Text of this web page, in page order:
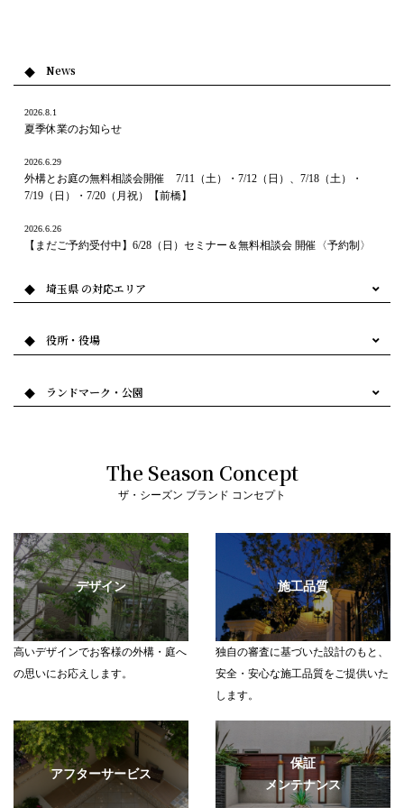
News
2026.8.1
夏季休業のお知らせ
2026.6.29
外構とお庭の無料相談会開催 7/11（土）・7/12（日）、7/18（土）・
7/19（日）・7/20（月祝）【前橋】
2026.6.26
【まだご予約受付中】6/28（日）セミナー＆無料相談会 開催〈予約制〉
【首都圏】セミナー＆無料相談会を開催します 6/28（日）
【6/20（土）・6/21（日）開催】外構・お庭の無料相談会（首都圏）
【ヨコハマくらし館店】GW特別企画｜外構・お庭の無料相談会 開催
（イングリッシュガーデンペアチケットプレゼント）
2026.4.4
4月開催｜外構・お庭の無料相談会のご案内 （首都圏）
2026.4.2
ザ・シーズン駒沢店 グランドオープンのお知らせ
2026.3.2
3月開催｜春の外構とお庭の無料相談会のご案内 （首都圏）
2026.1.5
新春のご挨拶 ＆ 外構・お庭の無料相談会開催のお知らせ（首都圏）
2025.12.22
埼玉県 の対応エリア
役所・役場
ランドマーク・公園
The Season Concept
ザ・シーズン ブランド コンセプト
デザイン
高いデザインでお客様の外構・庭へ
の思いにお応えします。
施工品質
独自の審査に基づいた設計のもと、
安全・安心な施工品質をご提供いた
します。
アフターサービス
保証
メンテナンス